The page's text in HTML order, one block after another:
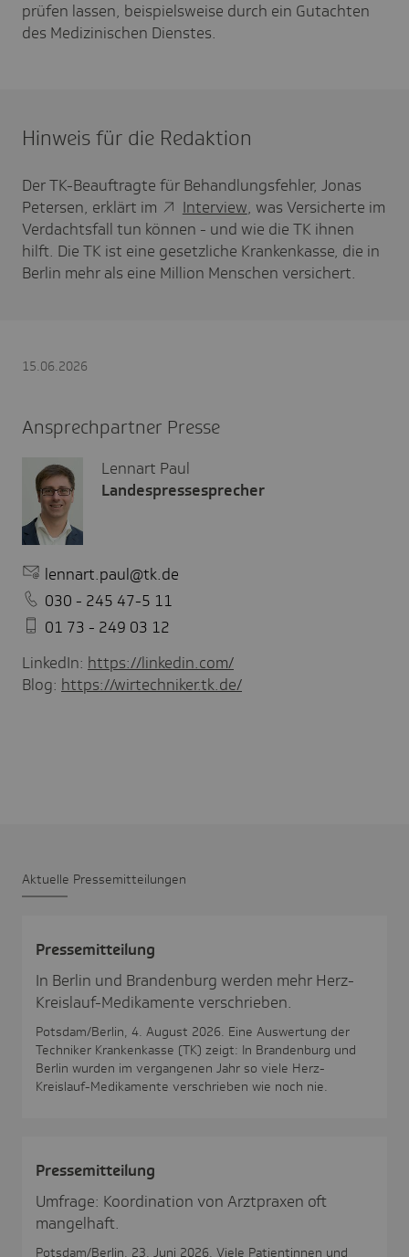
prüfen lassen, beispielsweise durch ein Gutachten
des Medizinischen Dienstes.
Hinweis für die Redaktion
Der TK-Beauftragte für Behandlungsfehler, Jonas
Petersen, erklärt im
Interview, was Versicherte im
Verdachtsfall tun können - und wie die TK ihnen
hilft. Die TK ist eine gesetzliche Krankenkasse, die in
Berlin mehr als eine Million Menschen versichert.
15.06.2026
Ansprechpartner Presse
Lennart Paul
Landespressesprecher
lennart.paul@tk.de
030 - 245 47-5 11
01 73 - 249 03 12
LinkedIn: https://linkedin.com/
Blog: https://wirtechniker.tk.de/
Aktu­elle Pres­se­mit­tei­lungen
Pres­se­mit­tei­lung
In Berlin und Brandenburg werden mehr Herz-
Kreislauf-Medikamente verschrieben.
Potsdam/Berlin, 4. August 2026. Eine Auswertung der
Techniker Krankenkasse (TK) zeigt: In Brandenburg und
Berlin wurden im vergangenen Jahr so viele Herz-
Kreislauf-Medikamente verschrieben wie noch nie.
Pres­se­mit­tei­lung
Umfrage: Koordination von Arztpraxen oft
mangelhaft.
Potsdam/Berlin, 23. Juni 2026. Viele Patientinnen und